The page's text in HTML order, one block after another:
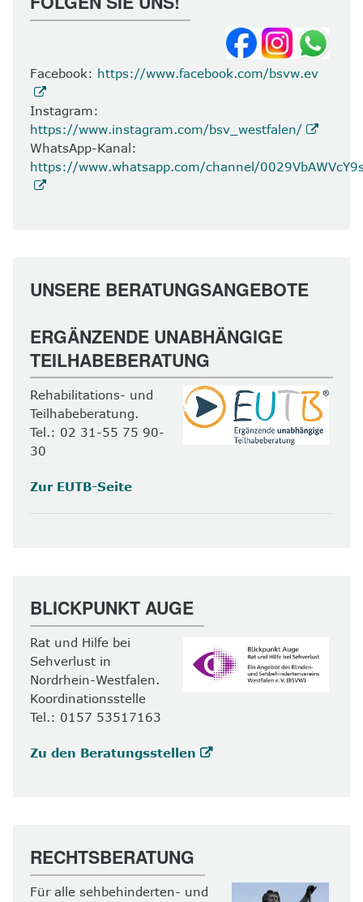
Facebook: https://www.facebook.com/bsvw.ev
Instagram:
https://www.instagram.com/bsv_westfalen/
WhatsApp-Kanal:
https://www.whatsapp.com/channel/
UNSERE BERATUNGSANGEBOTE
ERGÄNZENDE UNABHÄNGIGE
TEILHABEBERATUNG
Rehabilitations- und
Teilhabeberatung.
Tel.: 02 31-55 75 90-
30
Zur EUTB-Seite
BLICKPUNKT AUGE
Rat und Hilfe bei
Sehverlust in
Nordrhein-Westfalen.
Koordinationsstelle
Tel.: 0157 53517163
Zu den Beratungsstellen
RECHTSBERATUNG
Für alle sehbehinderten- und